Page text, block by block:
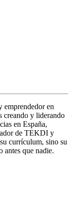
emprendedor en
creando y liderando
en España,
de TEKDI y
currículum, sino su
que nadie.